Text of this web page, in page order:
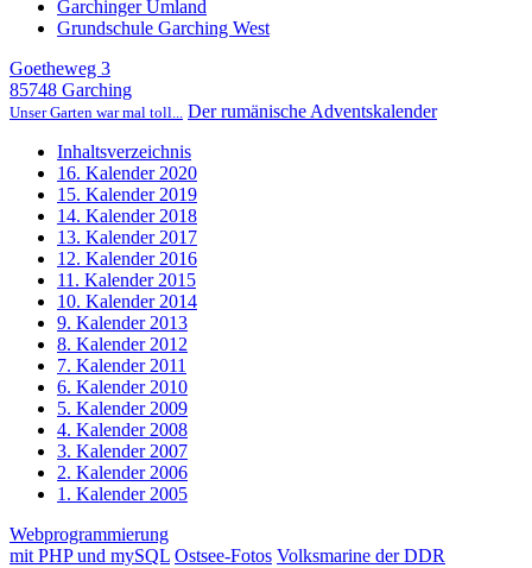
Garchinger Umland
Grundschule Garching West
Goetheweg 3
85748 Garching
Unser Garten war mal toll... Der rumänische Adventskalender
Inhaltsverzeichnis
16. Kalender 2020
15. Kalender 2019
14. Kalender 2018
13. Kalender 2017
12. Kalender 2016
11. Kalender 2015
10. Kalender 2014
9. Kalender 2013
8. Kalender 2012
7. Kalender 2011
6. Kalender 2010
5. Kalender 2009
4. Kalender 2008
3. Kalender 2007
2. Kalender 2006
1. Kalender 2005
Webprogrammierung
mit PHP und mySQL Ostsee-Fotos Volksmarine der DDR